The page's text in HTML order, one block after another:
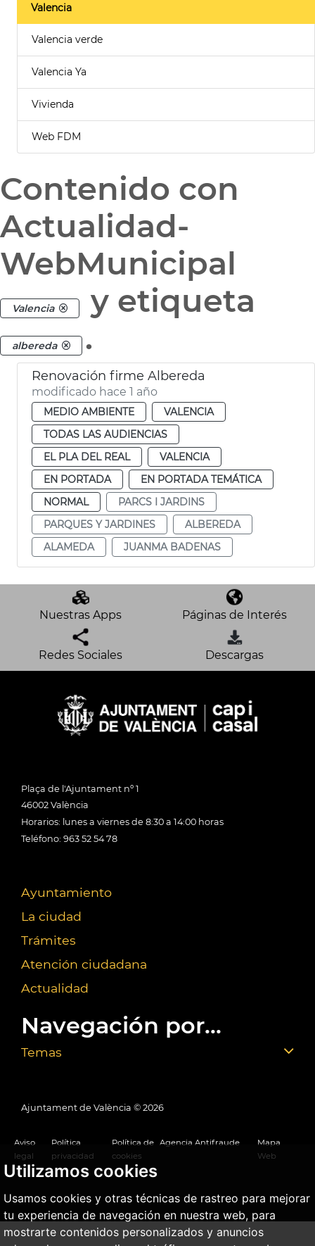
Utilizamos cookies
Usamos cookies y otras técnicas de rastreo para mejorar
tu experiencia de navegación en nuestra web, para
mostrarte contenidos personalizados y anuncios
Valencia
Valencia verde
Valencia Ya
Vivienda
Web FDM
Contenido con
Actualidad-
WebMunicipal
Valencia y etiqueta
albereda .
Renovación firme Albereda
modificado hace 1 año
MEDIO AMBIENTE
VALENCIA
TODAS LAS AUDIENCIAS
EL PLA DEL REAL
VALENCIA
EN PORTADA
EN PORTADA TEMÁTICA
NORMAL
PARCS I JARDINS
PARQUES Y JARDINES
ALBEREDA
ALAMEDA
JUANMA BADENAS
Nuestras Apps Páginas de Interés
Redes Sociales Descargas
Plaça de l'Ajuntament nº 1
46002 València
Horarios: lunes a viernes de 8:30 a 14:00 horas
Teléfono: 963 52 54 78
Ayuntamiento
La ciudad
Trámites
Atención ciudadana
Actualidad
Navegación por...
Temas
Ajuntament de València © 2026
Aviso
legal
Política
privacidad
Política de
cookies
Agencia Antifraude
Mapa
Web